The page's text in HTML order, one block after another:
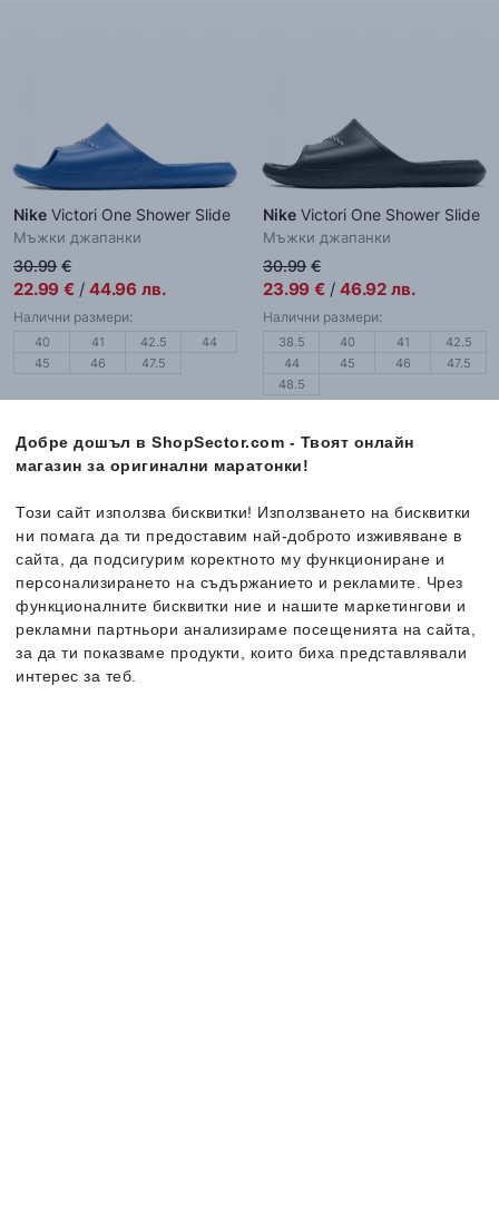
Добре дошъл в ShopSector.com - Твоят онлайн
магазин за оригинални маратонки!
Този сайт използва бисквитки! Използването на бисквитки
ни помага да ти предоставим най-доброто изживяване в
сайта, да подсигурим коректното му функциониране и
персонализирането на съдържанието и рекламите. Чрез
функционалните бисквитки ние и нашите маркетингови и
рекламни партньори анализираме посещенията на сайта,
за да ти показваме продукти, които биха представлявали
интерес за теб.
Nike Victori One Shower Slide
Мъжки джапанки
30.99 €
22.99 € / 44.96 лв.
Налични размери:
40 41 42.5
44
45
46 47.5
Nike Victori One Shower Slide
Мъжки джапанки
30.99 €
23.99 € / 46.92 лв.
Налични размери:
38.5 40 41
42.5
44
45 46
47.5
48.5
-29% Ново -22%